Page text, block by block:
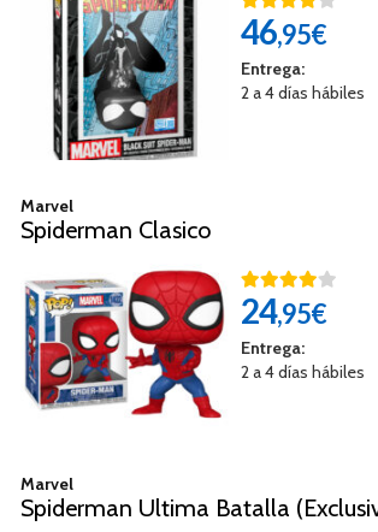
46,95€
Entrega:
2 a 4 días hábiles
Marvel
Spiderman Clasico
24,95€
Entrega:
2 a 4 días hábiles
Marvel
Spiderman Ultima Batalla